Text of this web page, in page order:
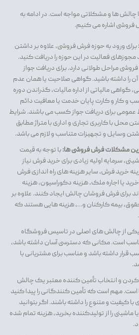
ها و مشکلاتی مواجه است. در ادامه به
اشاره می کنیم.
برای ورود به حوزه فرش فروشی، علاوه بر داشتن
فعالیت در این حوزه را دریافت کنید.
مراحل طولانی دارد. برای دریافت جواز
را داشته باشید. گواهی صلاحیت یا همان عدم
گواهی مالیاتی از اداره مالیات، گذراندن دوره
و کار و کارت پایان خدمت یا معافیت دائم
عمومی برای دریافت جواز کسب می باشند. شرایط
محل با کاربری تجاری و اداری با متراژ مطابق
وسايل و تجهیزات متناسب و لازم می باشد.
ترین مشکلات فرش فروشی ها:با توجه به قیمت
سرمایه اولیه زیادی برای خرید فرش نیاز
خرید فرش، سایر هزینه های راه اندازی فرش
یا اجاره ملک، هزینه دکوراسیون، هزینه
برای فرش فروشان چالش ایجاد کنند. علاوه بر
حقوق، بیمه کارکنان و…، هزینه هایی هستند که
یکی از چالش های اصلی در تاسیس فروشگاه
است. مکانی که دسترسی آسان داشته باشد،
قرار داشته باشد و مناسب برای مشتریانی با
کردن و انتخاب تأمین کننده معتبر یک چالش
مهم است که تأمین کنندگانی را پیدا کنید
کیفیت و متنوع را داشته باشند. اگر بتوانید
را از تولیدکننده بخرید، هزینه تمام شده